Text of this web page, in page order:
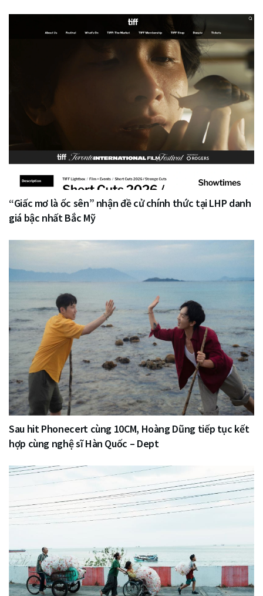
“Giấc mơ là ốc sên” nhận đề cử chính thức tại LHP danh
giá bậc nhất Bắc Mỹ
Sau hit Phonecert cùng 10CM, Hoàng Dũng tiếp tục kết
hợp cùng nghệ sĩ Hàn Quốc – Dept